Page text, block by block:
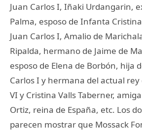
Juan Carlos I, Iñaki Urdangarin,
Palma, esposo de Infanta
Juan Carlos I, Amalio de
Ripalda, hermano de Jaime de
esposo de Elena de Borbón, hija
Carlos I y hermana del actual rey
VI y Cristina Valls Taberner,
Ortiz, reina de España, etc. Los
parecen mostrar que Mossack